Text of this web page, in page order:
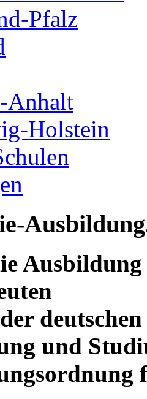
Pfalz
Anhalt
Holstein
und